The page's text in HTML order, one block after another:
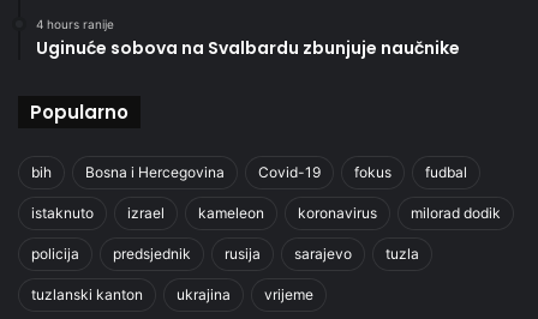
4 hours ranije
Uginuće sobova na Svalbardu zbunjuje naučnike
Popularno
bih Bosna i Hercegovina Covid-19 fokus fudbal
istaknuto izrael kameleon koronavirus milorad dodik
policija predsjednik rusija sarajevo tuzla
tuzlanski kanton ukrajina vrijeme